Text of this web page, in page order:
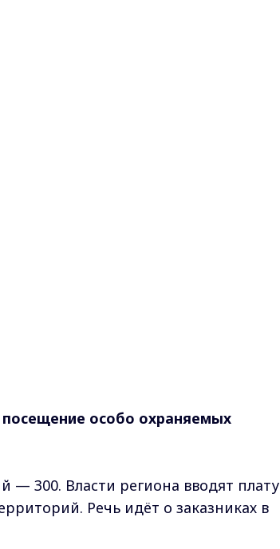
особо охраняемых
— 300. Власти региона вводят плату
Речь идёт о заказниках в